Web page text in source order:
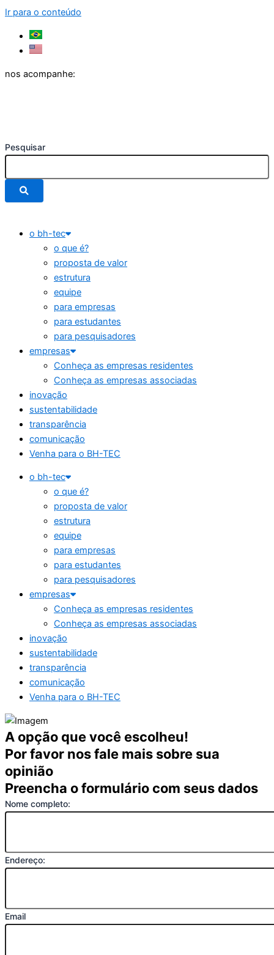
Ir para o conteúdo
nos acompanhe:
Pesquisar
o bh-tec
o que é?
proposta de valor
estrutura
equipe
para empresas
para estudantes
para pesquisadores
empresas
Conheça as empresas residentes
Conheça as empresas associadas
inovação
sustentabilidade
transparência
comunicação
Venha para o BH-TEC
o bh-tec
o que é?
proposta de valor
estrutura
equipe
para empresas
para estudantes
para pesquisadores
empresas
Conheça as empresas residentes
Conheça as empresas associadas
inovação
sustentabilidade
transparência
comunicação
Venha para o BH-TEC
A opção que você escolheu!
Por favor nos fale mais sobre sua
opinião
Preencha o formulário com seus dados
Nome completo:
Endereço:
Email